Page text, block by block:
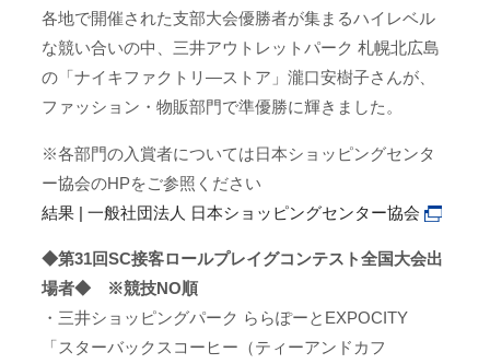
各地で開催された支部大会優勝者が集まるハイレベル
な競い合いの中、三井アウトレットパーク 札幌北広島
の「ナイキファクトリ―ストア」瀧口安樹子さんが、
ファッション・物販部門で準優勝に輝きました。
※各部門の入賞者については日本ショッピングセンタ
ー協会のHPをご参照ください
結果 | 一般社団法人 日本ショッピングセンター協会
◆第31回SC接客ロールプレイグコンテスト全国大会出
場者◆ ※競技NO順
・三井ショッピングパーク ららぽーとEXPOCITY
「スターバックスコーヒー（ティーアンドカフ